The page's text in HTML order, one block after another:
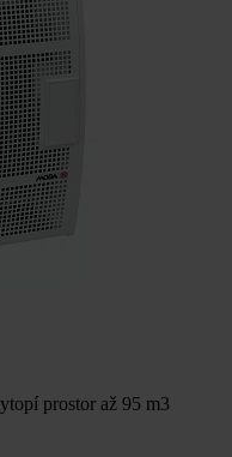
prostor až 95 m3